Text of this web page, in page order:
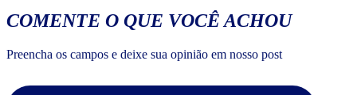
COMENTE O QUE VOCÊ ACHOU
Preencha os campos e deixe sua opinião em nosso post